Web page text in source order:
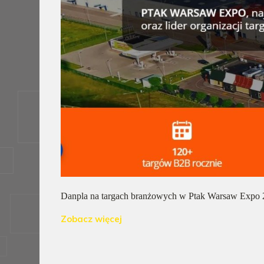
Danpla na targach branżowych w Ptak Warsaw Expo
Zobacz więcej